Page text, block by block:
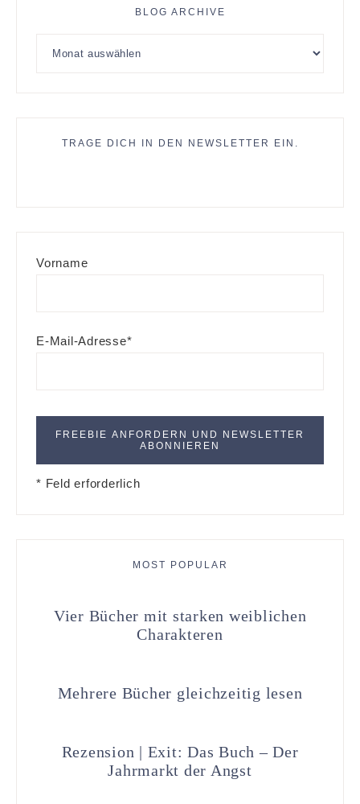
BLOG ARCHIVE
TRAGE DICH IN DEN NEWSLETTER EIN.
Vorname
E-Mail-Adresse*
* Feld erforderlich
MOST POPULAR
Vier Bücher mit starken weiblichen
Charakteren
Mehrere Bücher gleichzeitig lesen
Rezension | Exit: Das Buch – Der
Jahrmarkt der Angst